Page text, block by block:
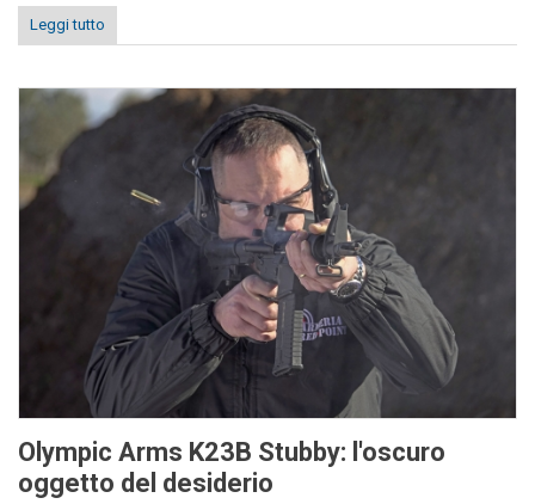
Leggi tutto
Olympic Arms K23B Stubby: l'oscuro
oggetto del desiderio